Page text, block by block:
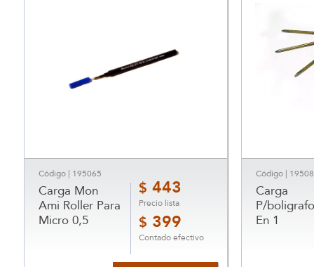
Código | 195065
Carga Mon
Ami Roller Para
Micro 0,5
$ 443
Precio lista
$ 399
Contado efectivo
Código |
Carga
P/
En 1